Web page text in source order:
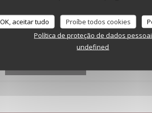
OK, aceitar tudo Proíbe todos cookies
Política de proteção de dados
undefined